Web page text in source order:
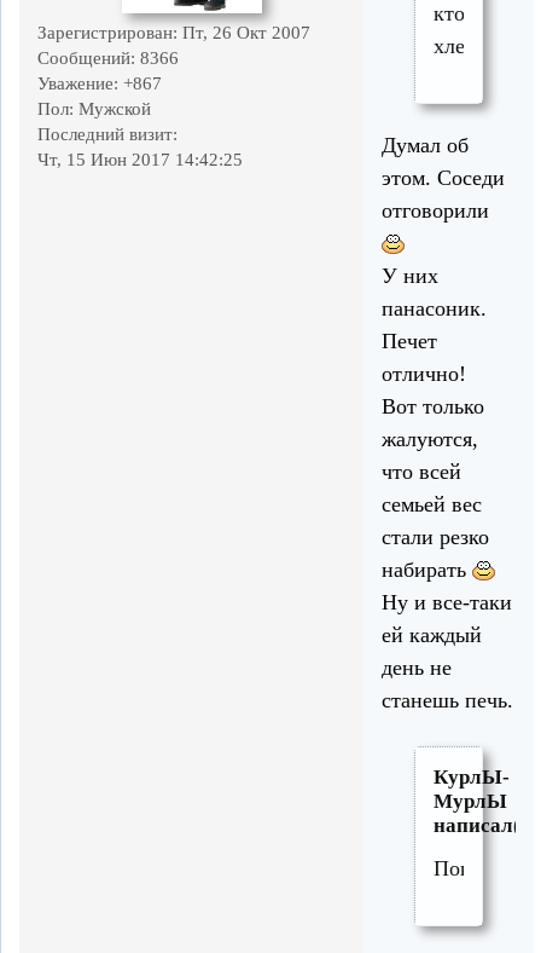
Зарегистрирован: Пт, 26 Окт 2007
Сообщений: 8366
Уважение: +867
Пол: Мужской
Последний визит:
Чт, 15 Июн 2017 14:42:25
кто
хлебопечь?
Думал об
этом. Соседи
отговорили
У них
панасоник.
Печет
отлично!
Вот только
жалуются,
что всей
семьей вес
стали резко
набирать
Ну и все-таки
ей каждый
день не
станешь печь.
КурлЫ-
МурлЫ